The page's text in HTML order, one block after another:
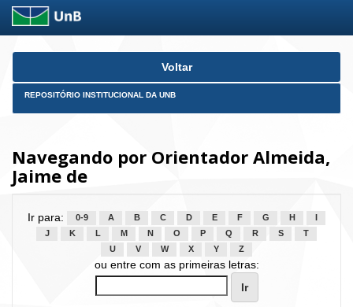
Skip
Voltar
REPOSITÓRIO INSTITUCIONAL DA UNB
Navegando por Orientador Almeida,
Jaime de
Ir para: 0-9 A B C D E F G H
J
K L M N O P Q R S
T
U
V W X Y Z
ou entre com as primeiras letras: